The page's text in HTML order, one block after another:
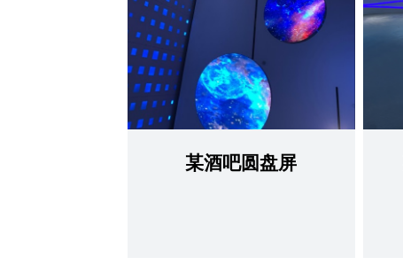
某酒吧圆盘屏